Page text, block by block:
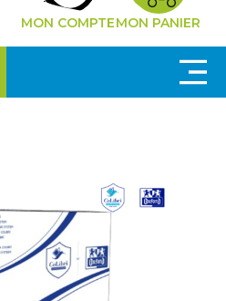
MON COMPTEMON PANIER